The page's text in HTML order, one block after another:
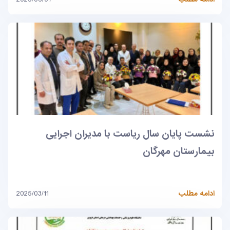
نشست پایان سال ریاست با مدیران اجرایی
بیمارستان مهرگان
ادامه مطلب 2025/03/11